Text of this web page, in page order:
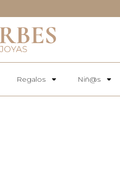
Regalos Niñ@s